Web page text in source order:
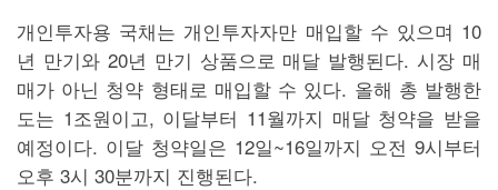
개인투자용 국채는 개인투자자만 매입할 수 있으며 10
년 만기와 20년 만기 상품으로 매달 발행된다. 시장 매
매가 아닌 청약 형태로 매입할 수 있다. 올해 총 발행한
도는 1조원이고, 이달부터 11월까지 매달 청약을 받을
예정이다. 이달 청약일은 12일~16일까지 오전 9시부터
오후 3시 30분까지 진행된다.